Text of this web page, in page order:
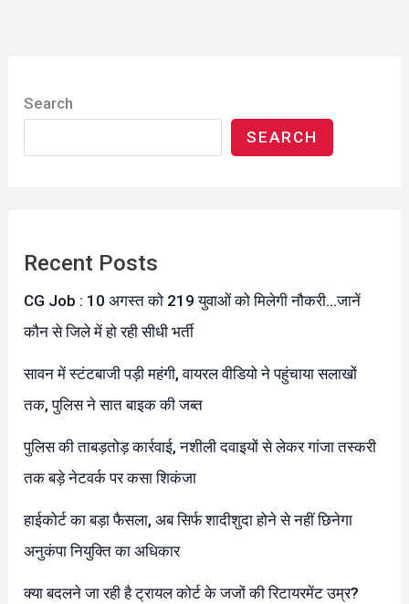
Search
SEARCH
Recent Posts
CG Job : 10 अगस्त को 219 युवाओं को मिलेगी नौकरी…जानें
कौन से जिले में हो रही सीधी भर्ती
सावन में स्टंटबाजी पड़ी महंगी, वायरल वीडियो ने पहुंचाया सलाखों
तक, पुलिस ने सात बाइक की जब्त
पुलिस की ताबड़तोड़ कार्रवाई, नशीली दवाइयों से लेकर गांजा तस्करी
तक बड़े नेटवर्क पर कसा शिकंजा
हाईकोर्ट का बड़ा फैसला, अब सिर्फ शादीशुदा होने से नहीं छिनेगा
अनुकंपा नियुक्ति का अधिकार
क्या बदलने जा रही है ट्रायल कोर्ट के जजों की रिटायरमेंट उम्र?